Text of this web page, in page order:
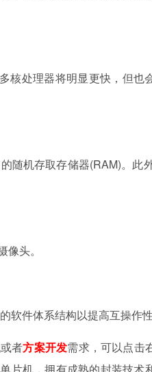
核处理器将明显更快，但也
随机存取存储器(RAM)。此
头。
件体系结构以提高互操作性
者方案开发需求，可以点击